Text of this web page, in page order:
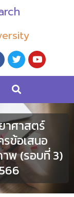
าศาสตร์
ข้อเสนอ
พ (รอบที่ 3)